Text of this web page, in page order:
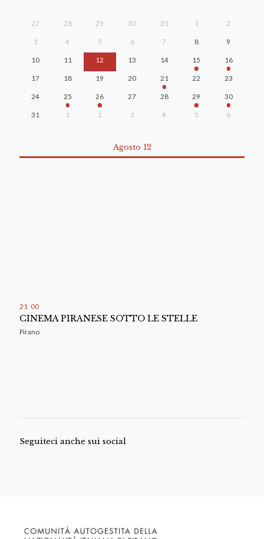
27 28 29 30 31 1 2
3 4 5 6 7 8 9
10 11 12 13 14 15 16
17 18 19 20 21 22 23
24 25 26 27 28 29 30
31 1 2 3 4 5 6
Agosto 12
21 00
CINEMA PIRANESE SOTTO LE STELLE
Pirano
Seguiteci anche sui social